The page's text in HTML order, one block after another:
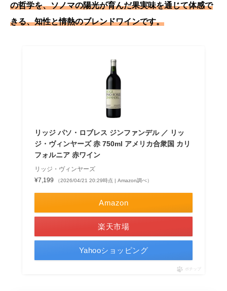
の哲学を、ソノマの陽光が育んだ果実味を通じて体感で
きる、知性と情熱のブレンドワインです。
リッジ パソ・ロブレス ジンファンデル ／ リッ
ジ・ヴィンヤーズ 赤 750ml アメリカ合衆国 カリ
フォルニア 赤ワイン
リッジ・ヴィンヤーズ
¥7,199
（2026/04/21 20:29時点 | Amazon調べ）
Amazon
楽天市場
Yahooショッピング
ポチップ